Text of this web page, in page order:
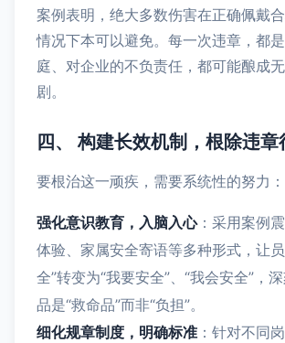
案例表明，绝大多数伤害在正确佩戴
情况下本可以避免。每一次违章，都
庭、对企业的不负责任，都可能酿成
剧。
四、 构建长效机制，根除违章
要根治这一顽疾，需要系统性的努力：
强化意识教育，入脑入心：采用案例
体验、家属安全寄语等多种形式，让
全”转变为“我要安全”、“我会安全”，
品是“救命品”而非“负担”。
细化规章制度，明确标准 ：针对不同